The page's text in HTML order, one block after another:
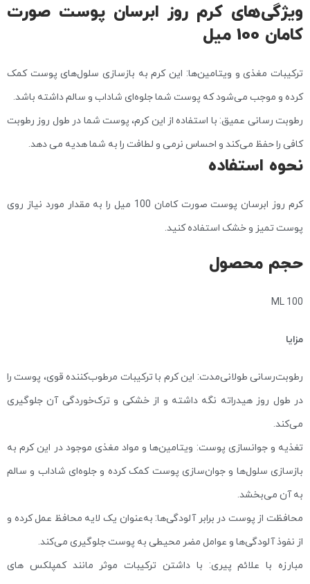
ویژگی‌های کرم روز ابرسان پوست صورت
کامان 100 میل
ترکیبات مغذی و ویتامین‌ها: این کرم به بازسازی سلول‌های پوست کمک
کرده و موجب می‌شود که پوست شما جلوه‌ای شاداب و سالم داشته باشد.
رطوبت رسانی عمیق: با استفاده از این کرم، پوست شما در طول روز رطوبت
کافی را حفظ می‌کند و احساس نرمی و لطافت را به شما هدیه می دهد.
نحوه استفاده
کرم روز ابرسان پوست صورت کامان 100 میل را به مقدار مورد نیاز روی
پوست تمیز و خشک استفاده کنید.
حجم محصول
100 ML
مزایا
رطوبت‌رسانی طولانی‌مدت: این کرم با ترکیبات مرطوب‌کننده قوی، پوست را
در طول روز هیدراته نگه داشته و از خشکی و ترک‌خوردگی آن جلوگیری
می‌کند.
تغذیه و جوانسازی پوست: ویتامین‌ها و مواد مغذی موجود در این کرم به
بازسازی سلول‌ها و جوان‌سازی پوست کمک کرده و جلوه‌ای شاداب و سالم
به آن می‌بخشد.
محافظت از پوست در برابر آلودگی‌ها: به‌عنوان یک لایه محافظ عمل کرده و
از نفوذ آلودگی‌ها و عوامل مضر محیطی به پوست جلوگیری می‌کند.
مبارزه با علائم پیری: با داشتن ترکیبات موثر مانند کمپلکس های